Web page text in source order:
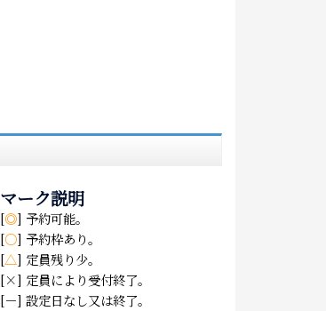
マーク説明
[◎] 予約可能。
[○] 予約枠あり。
[△] 定員残り少。
[×] 定員により受付終了。
[－] 設定日なし又は終了。